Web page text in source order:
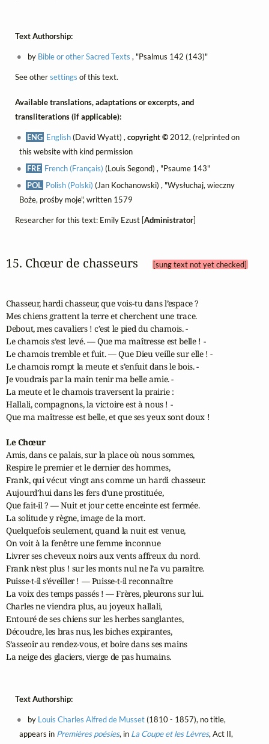
Text Authorship:
by Bible or other Sacred Texts , "Psalmus 142 (143)"
See othersettings of this text.
Available translations, adaptations or excerpts, and
transliterations (if applicable):
ENG English(David Wyatt) ,copyright © 2012, (re)printed on
this website with kind permission
FRE French (Français) (Louis Segond) , "Psaume 143"
POL Polish (Polski) (Jan Kochanowski) , "Wysłuchaj, wieczny
Boże, prośby moje", written 1579
Researcher for this text: Emily Ezust [Administrator]
15. Chœur de chasseurs [sung text not yet checked]
Chasseur, hardi chasseur, que vois-tu dans l’espace ?
Mes chiens grattent la terre et cherchent une trace.
Debout, mes cavaliers ! c’est le pied du chamois. -
Le chamois s’est levé. — Que ma maîtresse est belle ! -
Le chamois tremble et fuit. — Que Dieu veille sur elle ! -
Le chamois rompt la meute et s’enfuit dans le bois. -
Je voudrais par la main tenir ma belle amie. -
La meute et le chamois traversent la prairie :
Hallali, compagnons, la victoire est à nous ! -
Que ma maîtresse est belle, et que ses yeux sont doux !
Le Chœur
Amis, dans ce palais, sur la place où nous sommes,
Respire le premier et le dernier des hommes,
Frank, qui vécut vingt ans comme un hardi chasseur.
Aujourd’hui dans les fers d’une prostituée,
Que fait-il ? — Nuit et jour cette enceinte est fermée.
La solitude y règne, image de la mort.
Quelquefois seulement, quand la nuit est venue,
On voit à la fenêtre une femme inconnue
Livrer ses cheveux noirs aux vents affreux du nord.
Frank n’est plus ! sur les monts nul ne l’a vu paraître.
Puisse-t-il s’éveiller ! — Puisse-t-il reconnaître
La voix des temps passés ! — Frères, pleurons sur lui.
Charles ne viendra plus, au joyeux hallali,
Entouré de ses chiens sur les herbes sanglantes,
Découdre, les bras nus, les biches expirantes,
S’asseoir au rendez-vous, et boire dans ses mains
La neige des glaciers, vierge de pas humains.
Text Authorship:
by Louis Charles Alfred de Musset(1810 - 1857), no title,
appears in Premières poésies, in La Coupe et les Lèvres, Act II,